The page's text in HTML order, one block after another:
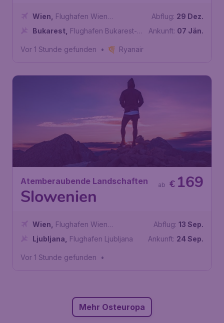
Wien
Flughafen Wien
Schwechat
Bukarest Flughafen Bukarest-
Abflug: 29 Dez.
Ankunft: 07 Jän.
Vor 1 Stunde gefunden • Ryanair
Atemberaubende Landschaften
Slowenien
€ 169
ab
Wien
Flughafen Wien
Schwechat
Ljubljana Flughafen Ljubljana
Abflug: 13 Sep.
Ankunft: 24 Sep.
Vor 1 Stunde gefunden •
Mehr Osteuropa